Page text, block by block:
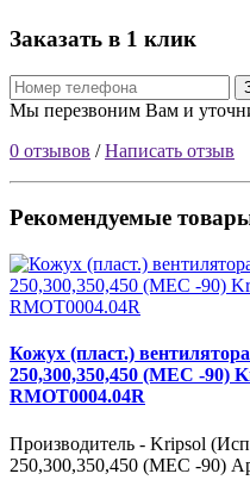
Заказать в 1 клик
Мы перезвоним Вам и
0 отзывов /Написать отзыв
Рекомендуемые
Кожух (пласт.)
250,300,350,450 (МЕС -90)
RMOT0004.04R
Производитель - Kripsol
250,300,350,450 (МЕС -90)